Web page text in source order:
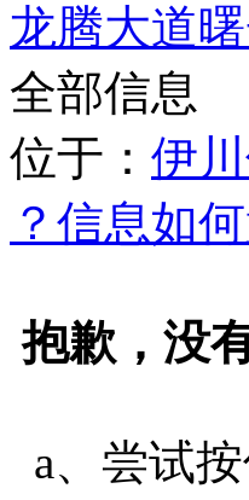
龙腾大道
全部信息
位于： 伊
？信息如
抱歉，没
a、尝试